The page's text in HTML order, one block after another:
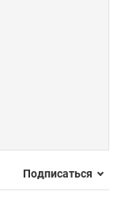
Подписаться